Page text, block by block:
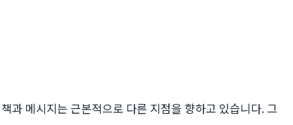
과 메시지는 근본적으로 다른 지점을 향하고 있습니다. 그